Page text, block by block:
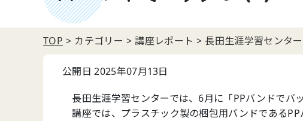
TOP カテゴリー 講座レポート 長田生涯学習センター
公開日 2025年07月13日
長田生涯学習センターでは、6月に「PPバンドでバ
講座では、プラスチック製の梱包用バンドである